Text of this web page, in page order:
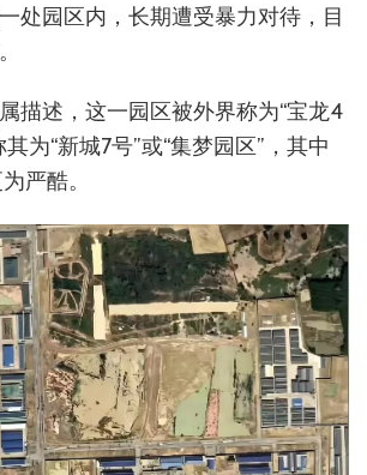
处园区内，长期遭受暴力对待，目
描述，这一园区被外界称为“宝龙4
为“新城7号”或“集梦园区”，其中
严酷。